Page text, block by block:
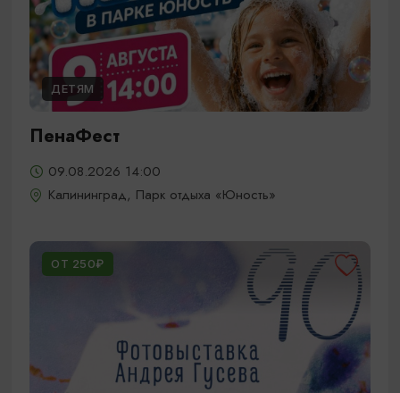
ДЕТЯМ
ПенаФест
09.08.2026 14:00
Калининград, Парк отдыха «Юность»
ОТ 250₽